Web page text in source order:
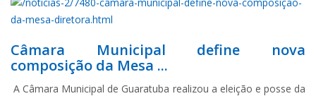
Câmara Municipal define nova
composição da Mesa ...
A Câmara Municipal de Guaratuba realizou a eleição e posse da